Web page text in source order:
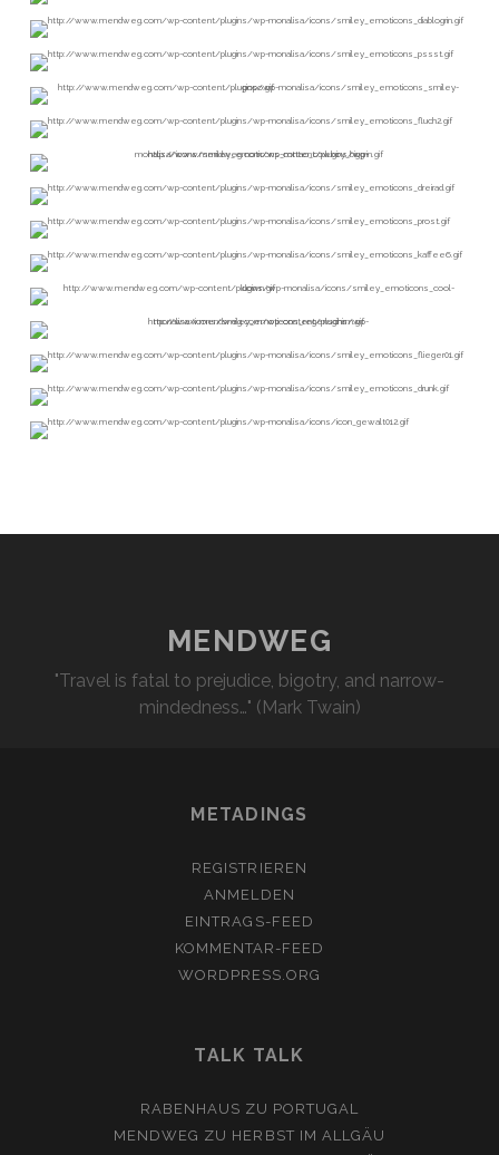
MENDWEG
"Travel is fatal to prejudice, bigotry, and narrow-
mindedness…" (Mark Twain)
METADINGS
REGISTRIEREN
ANMELDEN
EINTRAGS-FEED
KOMMENTAR-FEED
WORDPRESS.ORG
TALK TALK
RABENHAUS ZU PORTUGAL
MENDWEG ZU HERBST IM ALLGÄU